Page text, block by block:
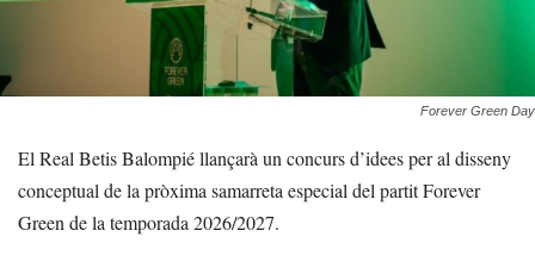
Forever Green Day
El Real Betis Balompié llançarà un concurs d’idees per al disseny
conceptual de la pròxima samarreta especial del partit Forever
Green de la temporada 2026/2027.